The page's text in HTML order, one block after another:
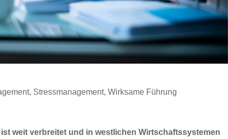
, Stressmanagement, Wirksame Führung
weit verbreitet und in westlichen Wirtschaftssystemen